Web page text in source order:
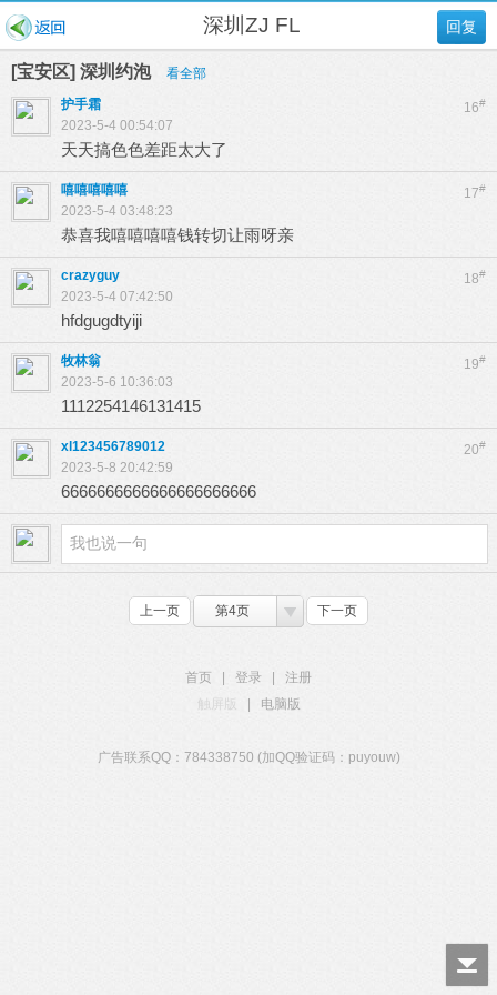
回复
深圳ZJ FL
[宝安区] 深圳约泡 看全部
16#
护手霜
2023-5-4 00:54:07
天天搞色色差距太大了
17#
嘻嘻嘻嘻嘻
2023-5-4 03:48:23
恭喜我嘻嘻嘻嘻钱转切让雨呀亲
18#
crazyguy
2023-5-4 07:42:50
hfdgugdtyiji
19#
牧林翁
2023-5-6 10:36:03
1112254146131415
20#
xl123456789012
2023-5-8 20:42:59
6666666666666666666666
上一页 第4页 下一页
首页 登录
注册
触屏版
电脑版
广告联系QQ：784338750 (加QQ验证码：puyouw)